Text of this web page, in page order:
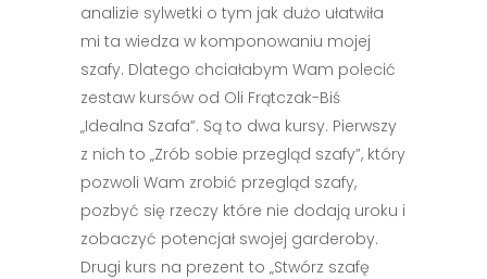
analizie sylwetki o tym jak dużo ułatwiła
mi ta wiedza w komponowaniu mojej
szafy. Dlatego chciałabym Wam polecić
zestaw kursów od Oli Frątczak-Biś
„Idealna Szafa”. Są to dwa kursy. Pierwszy
z nich to „Zrób sobie przegląd szafy”, który
pozwoli Wam zrobić przegląd szafy,
pozbyć się rzeczy które nie dodają uroku i
zobaczyć potencjał swojej garderoby.
Drugi kurs na prezent to „Stwórz szafę